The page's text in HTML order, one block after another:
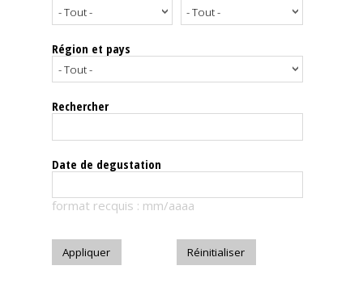
Notes
dégustation
Le
magazine
Télécharger
Région et pays
Rechercher
Date de degustation
format recquis : mm/aaaa